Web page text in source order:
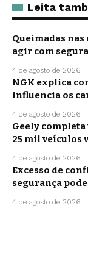
Leita
Queimadas nas
agir com
4 de agosto de 2026
NGK explica
influencia os
4 de agosto de 2026
Geely
25 mil veículos
4 de agosto de 2026
Excesso de
segurança
4 de agosto de 2026